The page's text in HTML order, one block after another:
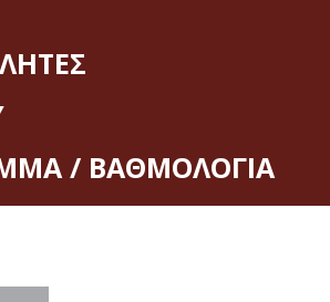
/ ΒΑΘΜΟΛΟΓΙΑ